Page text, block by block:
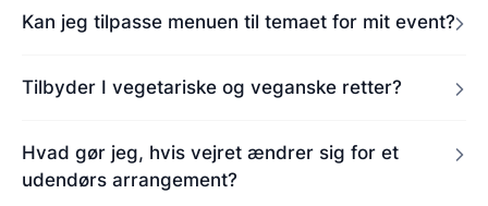
Kan jeg tilpasse menuen til temaet for mit event?
Tilbyder I vegetariske og veganske retter?
Hvad gør jeg, hvis vejret ændrer sig for et
udendørs arrangement?